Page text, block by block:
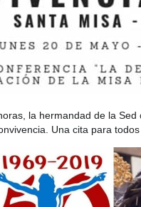
la hermandad de la
Una cita para